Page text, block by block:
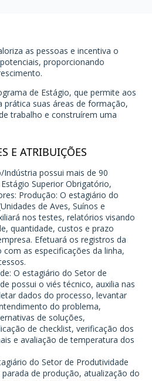
as pessoas e incentiva o
proporcionando
de Estágio, que permite aos
prática suas áreas de formação,
trabalho e construírem uma
E ATRIBUIÇÕES
possui mais de 90
Superior Obrigatório,
Produção: O estagiário do
de Aves, Suínos e
nos testes, relatórios visando
quantidade, custos e prazo
Efetuará os registros da
as especificações da linha,
O estagiário do Setor de
possui o viés técnico, auxilia nas
dados do processo, levantar
do problema,
de soluções,
de checklist, verificação dos
e avaliação de temperatura dos
do Setor de Produtividade
de produção, atualização do